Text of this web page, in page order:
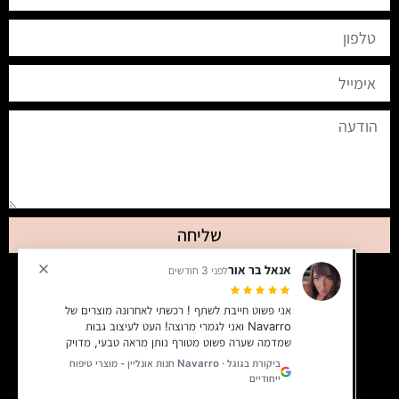
שליחה
אנאל בר אורלפני 3 חודשים
אני פשוט חייבת לשתף ! רכשתי לאחרונה מוצרים של
Navarro ואני לגמרי מרוצה! העט לעיצוב גבות
שמדמה שערה פשוט מטורף נותן מראה טבעי, מדויק
ועדין, בדיוק כמו שאני אוהבת. בנוסף, לקחתי גם
ערכה של פינצטות ומספריים איכות ברמה גבוהה,
ביקורת בגוגל · Navarro חנות אונליין - מוצרי טיפוח
ייחודיים